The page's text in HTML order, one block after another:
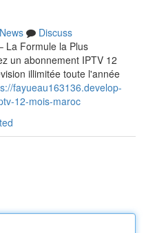
News
Discuss
La Formule la Plus
un abonnement IPTV 12
illimitée toute l'année
fayueau163136.develop-
12-mois-maroc